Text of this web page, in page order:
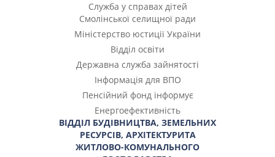
Служба у справах дітей
Смолінської селищної ради
Міністерство юстиції України
Відділ освіти
Державна служба зайнятості
Інформація для ВПО
Пенсійний фонд інформує
Енергоефективність
ВІДДІЛ БУДІВНИЦТВА, ЗЕМЕЛЬНИХ
РЕСУРСІВ, АРХІТЕКТУРИТА
ЖИТЛОВО-КОМУНАЛЬНОГО